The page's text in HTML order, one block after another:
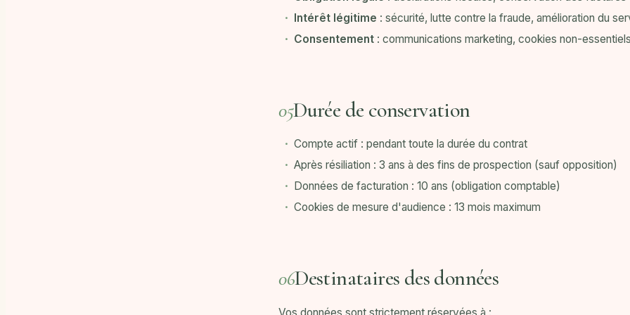
Intérêt légitime : sécurité, lutte contre la fraude, amélioration du
Consentement : communications marketing, cookies non-essentiels
05Durée de conservation
Compte actif : pendant toute la durée du contrat
Après résiliation : 3 ans à des fins de prospection (sauf opposition)
Données de facturation : 10 ans (obligation comptable)
Cookies de mesure d'audience : 13 mois maximum
06Destinataires des données